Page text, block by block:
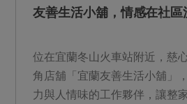
友善生活小舖，情感在社區
位在宜蘭冬山火車站附近，慈
角店舖「宜蘭友善生活小舖」
力與人情味的工作夥伴，讓整